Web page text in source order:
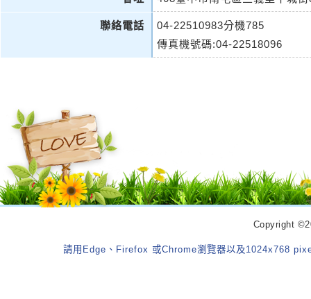
聯絡電話
04-22510983分機785
傳真機號碼:04-22518096
Copyright
請用Edge、Firefox 或Chrome瀏覽器以及1024x768